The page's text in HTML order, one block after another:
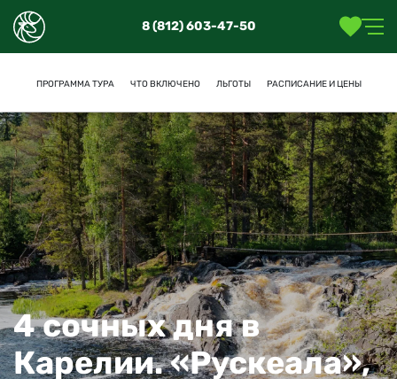
8 (812) 603-47-50
ПРОГРАММА ТУРА ЧТО ВКЛЮЧЕНО ЛЬГОТЫ РАСПИСАНИЕ И ЦЕНЫ
4 сочных дня в
Карелии. «Рускеала»,